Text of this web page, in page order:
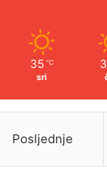
35 ℃
sri
Posljednje